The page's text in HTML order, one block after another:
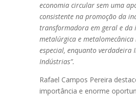
economia circular sem uma
consistente na promoção da
transformadora em geral e da
metalúrgica e
especial, enquanto verdadeira
Indústrias”.
Rafael Campos Pereira
importância e enorme